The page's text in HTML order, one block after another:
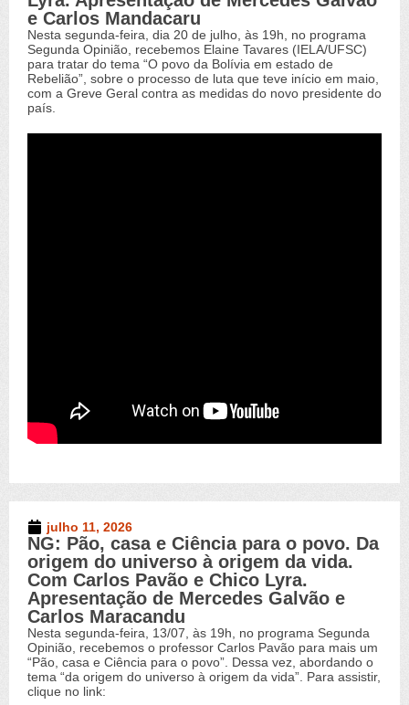
e Carlos Mandacaru
Nesta segunda-feira, dia 20 de julho, às 19h, no programa
Segunda Opinião, recebemos Elaine Tavares (IELA/UFSC)
para tratar do tema “O povo da Bolívia em estado de
Rebelião”, sobre o processo de luta que teve início em maio,
com a Greve Geral contra as medidas do novo presidente do
país.
Novo Germinal, Vídeos
julho 11, 2026
NG: Pão, casa e Ciência para o povo. Da
origem do universo à origem da vida.
Com Carlos Pavão e Chico Lyra.
Apresentação de Mercedes Galvão e
Carlos Maracandu
Nesta segunda-feira, 13/07, às 19h, no programa Segunda
Opinião, recebemos o professor Carlos Pavão para mais um
“Pão, casa e Ciência para o povo”. Dessa vez, abordando o
tema “da origem do universo à origem da vida”. Para assistir,
clique no link: